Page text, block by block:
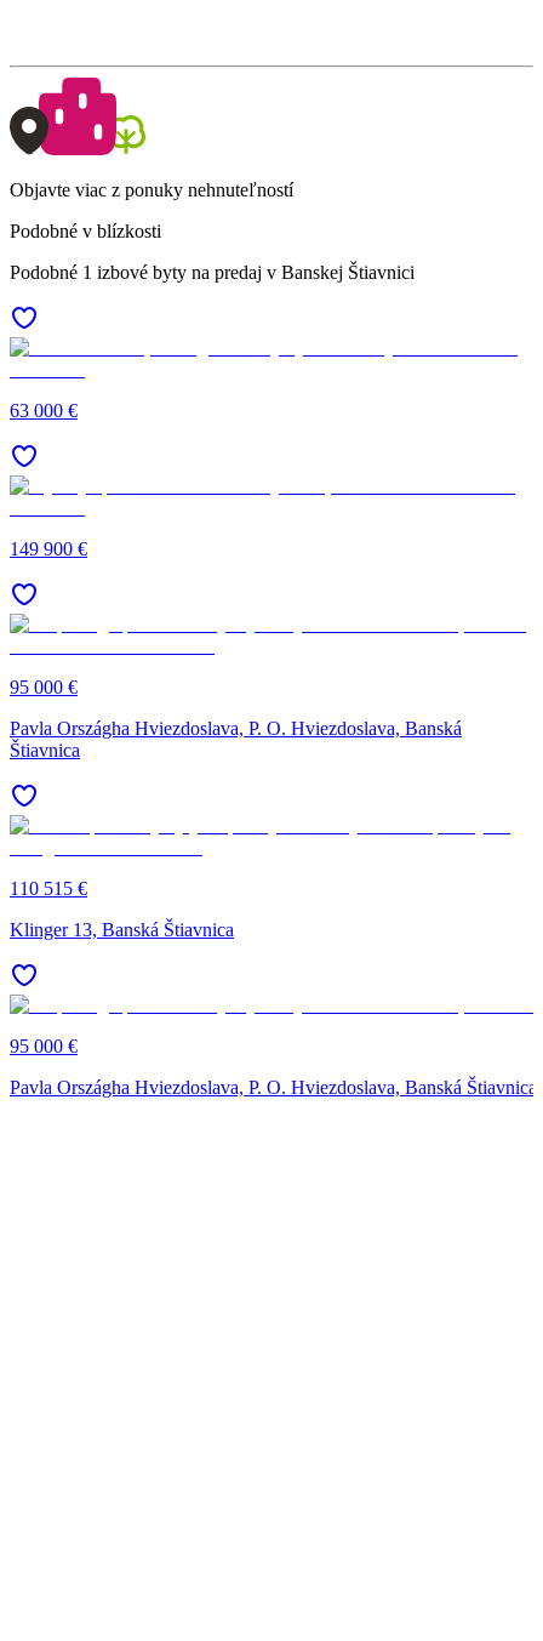
Objavte viac z ponuky nehnuteľností
Podobné v blízkosti
Podobné 1 izbové byty na predaj v Banskej Štiavnici
63 000 €
149 900 €
95 000 €
Pavla Országha Hviezdoslava, P. O. Hviezdoslava, Banská
Štiavnica
110 515 €
Klinger 13, Banská Štiavnica
95 000 €
Pavla Országha Hviezdoslava, P. O. Hviezdoslava, Banská Štiavnica